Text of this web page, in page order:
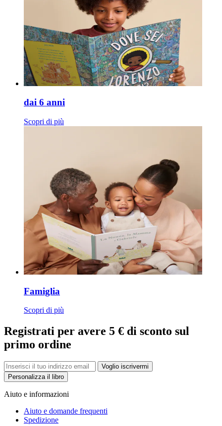
dai 6 anni
Scopri di più
Famiglia
Scopri di più
Registrati per avere 5 € di sconto sul
primo ordine
Voglio iscrivermi
Personalizza il libro
Aiuto e informazioni
Aiuto e domande frequenti
Spedizione